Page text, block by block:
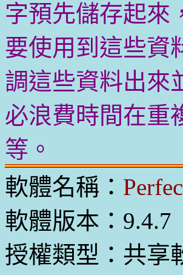
字預先儲存起來
要使用到這些資
調這些資料出來
必浪費時間在重
等。
軟體名稱：
軟體版本：9.4.7
授權類型：共享